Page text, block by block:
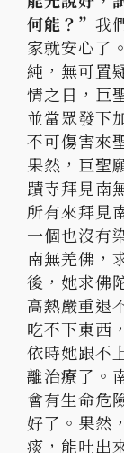
何能？” 我
家就安心了
純，無可置
情之日，巨
並當眾發下
不可傷害來
果然，巨聖
蹟寺拜見南
所有來拜見
一個也沒有
南無羌佛，
後，她求佛
高熱嚴重退
吃不下東西
依時她跟不
離治療了。
會有生命危
好了。果然
痰，能吐出